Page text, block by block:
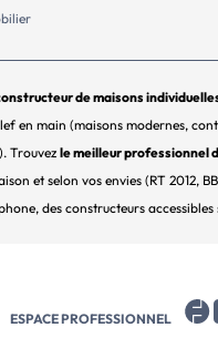
de maisons
en main (maisons modernes,
Trouvez le meilleur professionnel
et selon vos envies (RT 2012,
des constructeurs
ESPACE PROFESSIONNEL